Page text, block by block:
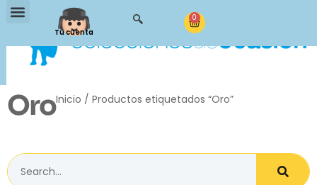
Tu cuenta
0
OroInicio / Productos etiquetados “Oro”